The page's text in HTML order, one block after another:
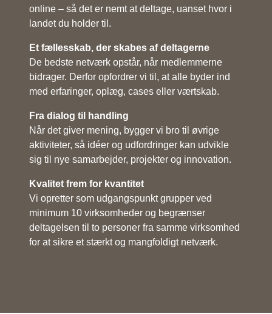
online – så det er nemt at deltage, uanset hvor i
landet du holder til.
Et fællesskab, der skabes af deltagerne
De bedste netværk opstår, når medlemmerne
bidrager. Derfor opfordrer vi til, at alle byder ind
med erfaringer, oplæg, cases eller værtskab.
Fra dialog til handling
Når det giver mening, bygger vi bro til øvrige
aktiviteter, så idéer og udfordringer kan udvikle
sig til nye samarbejder, projekter og innovation.
Kvalitet frem for kvantitet
Vi opretter som udgangspunkt grupper ved
minimum 10 virksomheder og begrænser
deltagelsen til to personer fra samme virksomhed
for at sikre et stærkt og mangfoldigt netværk.